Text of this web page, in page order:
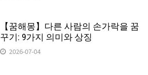
【꿈해몽】다른 사람의 손가락을 꿈
꾸기: 9가지 의미와 상징
2026-07-04